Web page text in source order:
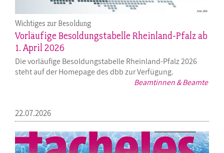
Beamtinnen & Beamte
Wichtiges zur Besoldung
Vorläufige Besoldungstabelle Rheinland-Pfalz ab
1. April 2026
Die vorläufige Besoldungstabelle Rheinland-Pfalz 2026
steht auf der Homepage des dbb zur Verfügung.
22.07.2026